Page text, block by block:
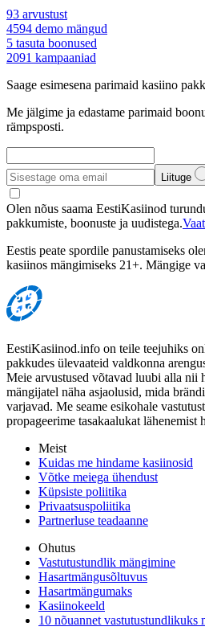
93 arvustust
4594 demo mängud
5 tasuta boonused
2091 kampaaniad
Saage esimesena parimaid kasiino
Me jälgime ja edastame parimaid
rämpsposti.
Liituge
Olen nõus saama EestiKasiinod
pakkumiste, boonuste ja uudistega.
Eestis peate spordile panustamiseks
kasiinos mängimiseks 21+. Mängige
EestiKasiinod.info on teile teejuhiks
pakkudes ülevaateid valdkonna
Meie arvustused võtavad luubi alla nii
mängijatel näha asjaolusid, mida
varjavad. Me seame esikohale
propageerime tasakaalukat lähenemist
Meist
Kuidas me hindame kasiinosid
Võtke meiega ühendust
Küpsiste poliitika
Privaatsuspoliitika
Partnerluse teadaanne
Ohutus
Vastutustundlik mängimine
Hasartmängusõltuvus
Hasartmängumaks
Kasiinokeeld
10 nõuannet vastutustundlikuks